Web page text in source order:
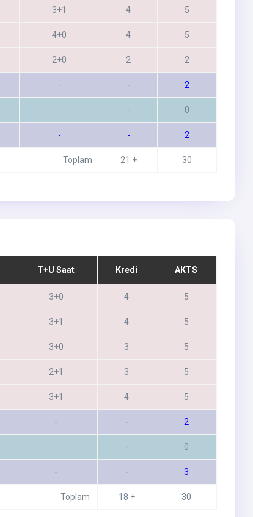
3+1 4 5
4+0 4 5
2+0 2 2
- - 2
- - 0
- - 2
Toplam 21 + 30
T+U Saat Kredi AKTS
3+0 4 5
3+1 4 5
3+0 3 5
2+1 3 5
3+1 4 5
- - 2
- - 0
- - 3
Toplam 18 + 30